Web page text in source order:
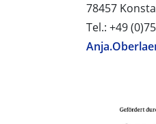
78457
Tel.: +49